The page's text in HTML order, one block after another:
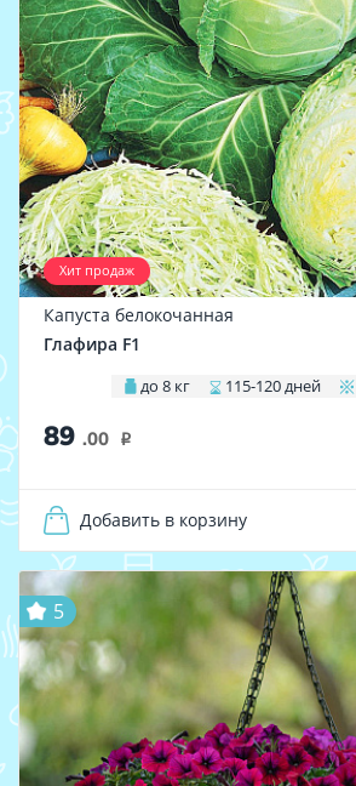
Хит продаж
Капуста белокочанная
Глафира F1
до 8 кг 115-120 дней
89 .00 i
Добавить в корзину
5